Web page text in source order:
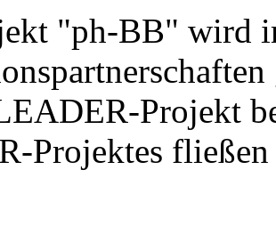
"ph-BB" wird
Projekt
Projektes